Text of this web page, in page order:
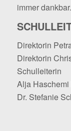
immer dankbar.
Direktorin
Direktorin
Schulleiterin
Alja
Dr. Stefanie